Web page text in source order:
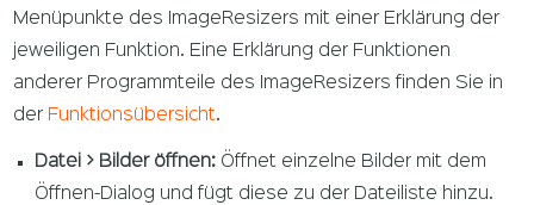
Menüpunkte des ImageResizers mit einer Erklärung der
jeweiligen Funktion. Eine Erklärung der Funktionen
anderer Programmteile des ImageResizers finden Sie in
der Funktionsübersicht.
Datei > Bilder öffnen: Öffnet einzelne Bilder mit dem
Öffnen-Dialog und fügt diese zu der Dateiliste hinzu.